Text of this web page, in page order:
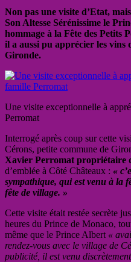
Non pas une visite d’Etat,
Son Altesse Sérénissime le
hommage à la Fête des Petits
il a aussi pu apprécier les vins
Gironde.
Une visite exceptionnelle à
Perromat
Interrogé après coup sur cette
Cérons, petite commune de
Xavier Perromat propriétaire
d’emblée à Côté Châteaux : «
sympathique, qui est venu à la
fête de village. »
Cette visite était restée secrète
heures du Prince de Monaco,
même que le Prince Albert «
rendez-vous avec le village de
publicité, il est venu